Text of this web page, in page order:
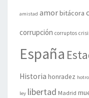
amistad amorbitácora
corrupción corruptos
España
Historia honradez
ley libertad Madrid